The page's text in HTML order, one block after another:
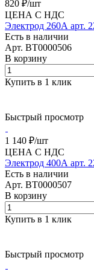
820 ₽/шт
ЦЕНА С НДС
Электрод 260А арт.
Есть в наличии
Арт. BT0000506
В корзину
Купить в 1 клик
Быстрый просмотр
1 140 ₽/шт
ЦЕНА С НДС
Электрод 400А арт.
Есть в наличии
Арт. BT0000507
В корзину
Купить в 1 клик
Быстрый просмотр